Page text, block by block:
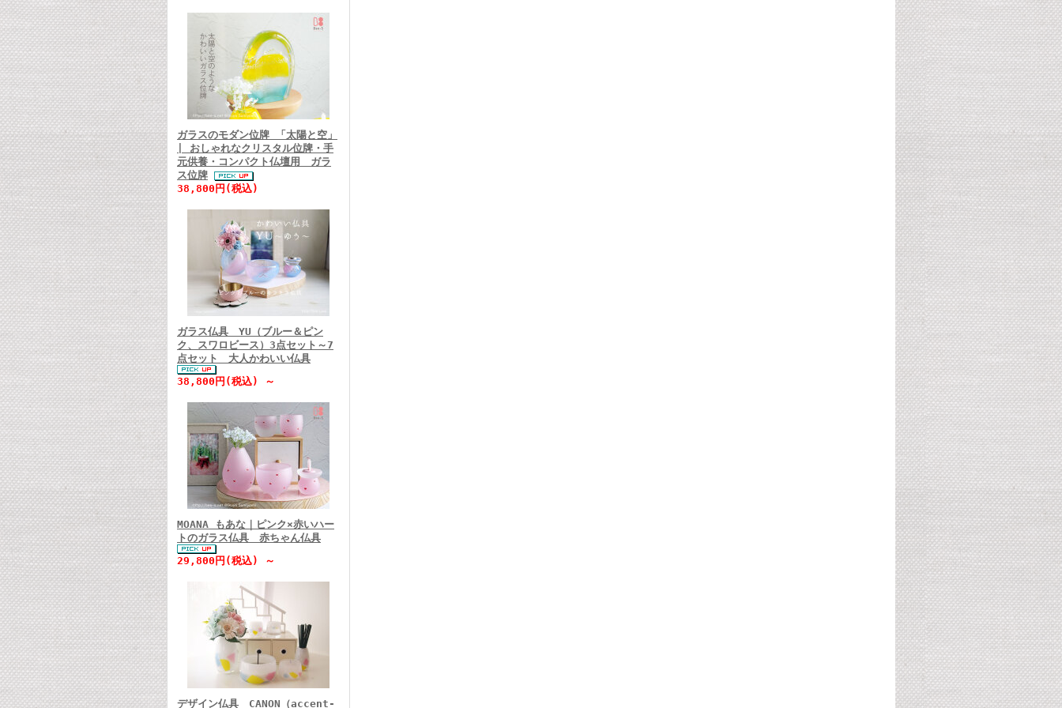
ガラスのモダン位牌 「太陽と空」
| おしゃれなクリスタル位牌・手
元供養・コンパクト仏壇用 ガラ
ス位牌
38,800円(税込)
ガラス仏具 YU（ブルー＆ピン
ク、スワロビース）3点セット～7
点セット 大人かわいい仏具
38,800円(税込) ～
MOANA もあな｜ピンク×赤いハー
トのガラス仏具 赤ちゃん仏具
29,800円(税込) ～
デザイン仏具 CANON（accent-